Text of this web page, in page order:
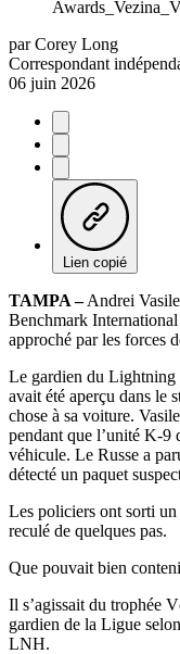
par Corey Long
Correspondant
06 juin 2026
Lien copié
TAMPA –Andrei
Benchmark
approché par les forces
Le gardien du Lightning
avait été aperçu dans le
chose à sa voiture.
pendant que l’unité K-9
véhicule. Le Russe a
détecté un paquet
Les policiers ont sorti
reculé de quelques pas.
Que pouvait bien
Il s’agissait du trophée
gardien de la Ligue
LNH.